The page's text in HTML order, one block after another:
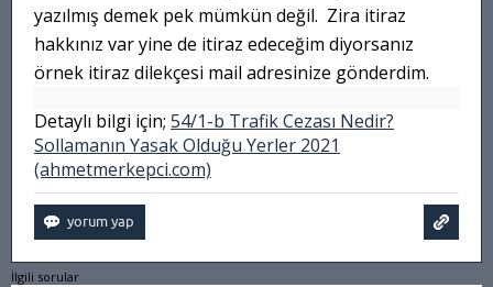
yazılmış demek pek mümkün değil. Zira itiraz
hakkınız var yine de itiraz edeceğim diyorsanız
örnek itiraz dilekçesi mail adresinize gönderdim.
Detaylı bilgi için; 54/1-b Trafik Cezası Nedir?
Sollamanın Yasak Olduğu Yerler 2021
(ahmetmerkepci.com)
İlgili sorular